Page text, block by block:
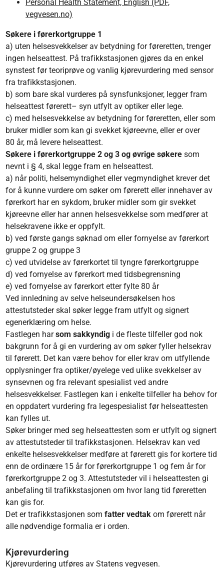
Personal Health Statement, English (PDF,
vegvesen.no)
Søkere i førerkortgruppe 1
a) uten helsesvekkelser av betydning for føreretten, trenger
ingen helseattest. På trafikkstasjonen gjøres da en enkel
synstest før teoriprøve og vanlig kjørevurdering med sensor
fra trafikkstasjonen.
b) som bare skal vurderes på synsfunksjoner, legger fram
helseattest førerett– syn utfylt av optiker eller lege.
c) med helsesvekkelse av betydning for føreretten, eller som
bruker midler som kan gi svekket kjøreevne, eller er over
80 år, må levere helseattest.
Søkere i førerkortgruppe 2 og 3 og øvrige søkere som
nevnt i § 4, skal legge fram en helseattest.
a) når politi, helsemyndighet eller vegmyndighet krever det
for å kunne vurdere om søker om førerett eller innehaver av
førerkort har en sykdom, bruker midler som gir svekket
kjøreevne eller har annen helsesvekkelse som medfører at
helsekravene ikke er oppfylt.
b) ved første gangs søknad om eller fornyelse av førerkort
gruppe 2 og gruppe 3
c) ved utvidelse av førerkortet til tyngre førerkortgruppe
d) ved fornyelse av førerkort med tidsbegrensning
e) ved fornyelse av førerkort etter fylte 80 år
Ved innledning av selve helseundersøkelsen hos
attestutsteder skal søker legge fram utfylt og signert
egenerklæring om helse.
Fastlegen harsom sakkyndig i de fleste tilfeller god nok
bakgrunn for å gi en vurdering av om søker fyller helsekrav
til førerett. Det kan være behov for eller krav om utfyllende
opplysninger fra optiker/øyelege ved ulike svekkelser av
synsevnen og fra relevant spesialist ved andre
helsesvekkelser. Fastlegen kan i enkelte tilfeller ha behov for
en oppdatert vurdering fra legespesialist før helseattesten
kan fylles ut.
Søker bringer med seg helseattesten som er utfylt og signert
av attestutsteder til trafikkstasjonen. Helsekrav kan ved
enkelte helsesvekkelser medføre at førerett gis for kortere tid
enn de ordinære 15 år for førerkortgruppe 1 og fem år for
førerkortgruppe 2 og 3. Attestutsteder vil i helseattesten gi
anbefaling til trafikkstasjonen om hvor lang tid føreretten
kan gis for.
Det er trafikkstasjonen somfatter vedtak om førerett når
alle nødvendige formalia er i orden.
Kjørevurdering
Kjørevurdering utføres av Statens vegvesen.